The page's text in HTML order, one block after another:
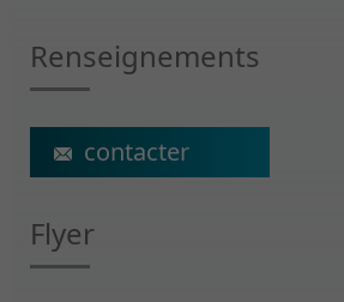
Renseignements
ecs@crr-suva.ch
Flyer